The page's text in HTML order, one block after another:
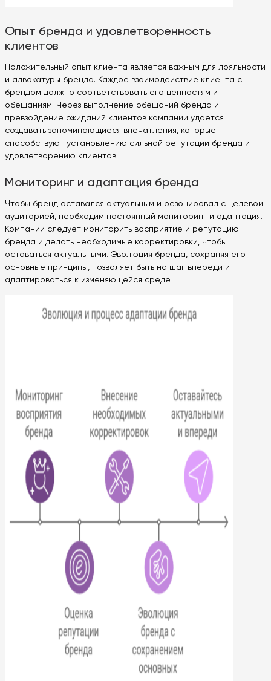
Опыт бренда и удовлетворенность
клиентов
Положительный опыт клиента является важным для лояльности
и адвокатуры бренда. Каждое взаимодействие клиента с
брендом должно соответствовать его ценностям и
обещаниям. Через выполнение обещаний бренда и
превзойдение ожиданий клиентов компании удается
создавать запоминающиеся впечатления, которые
способствуют установлению сильной репутации бренда и
удовлетворению клиентов.
Мониторинг и адаптация бренда
Чтобы бренд оставался актуальным и резонировал с целевой
аудиторией, необходим постоянный мониторинг и адаптация.
Компании следует мониторить восприятие и репутацию
бренда и делать необходимые корректировки, чтобы
оставаться актуальными. Эволюция бренда, сохраняя его
основные принципы, позволяет быть на шаг впереди и
адаптироваться к изменяющейся среде.